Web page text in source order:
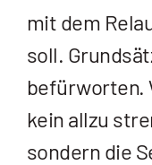
mit dem
soll.
befürworten.
kein allzu
sondern die